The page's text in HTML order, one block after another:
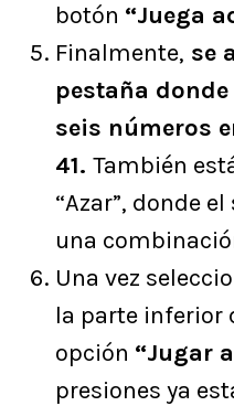
botón “Juega
Finalmente, se
pestaña
seis números
41. También
“Azar”, donde
una
Una vez
la parte inferior
opción “Jugar
presiones ya